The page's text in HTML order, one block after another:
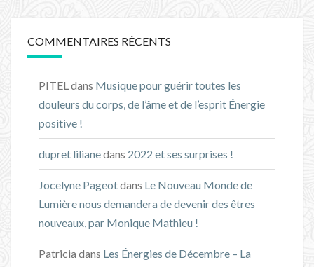
COMMENTAIRES RÉCENTS
PITELdans Musique pour guérir toutes les
douleurs du corps, de l’âme et de l’esprit Énergie
positive !
dupret lilianedans 2022 et ses surprises !
Jocelyne Pageotdans Le Nouveau Monde de
Lumière nous demandera de devenir des êtres
nouveaux, par Monique Mathieu !
Patricia dans Les Énergies de Décembre – La